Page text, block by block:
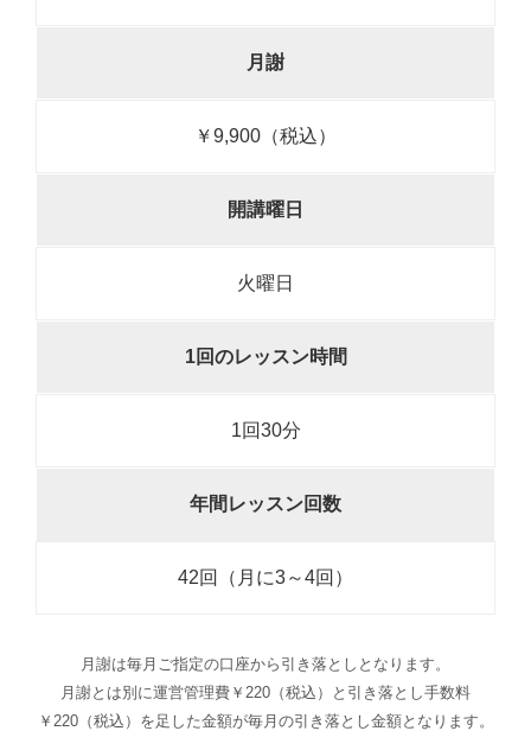
月謝
￥9,900（税込）
開講曜日
火曜日
1回のレッスン時間
1回30分
年間レッスン回数
42回（月に3～4回）
月謝は毎月ご指定の口座から引き落としとなります。
月謝とは別に運営管理費￥220（税込）と引き落とし手数料
￥220（税込）を足した金額が毎月の引き落とし金額となります。